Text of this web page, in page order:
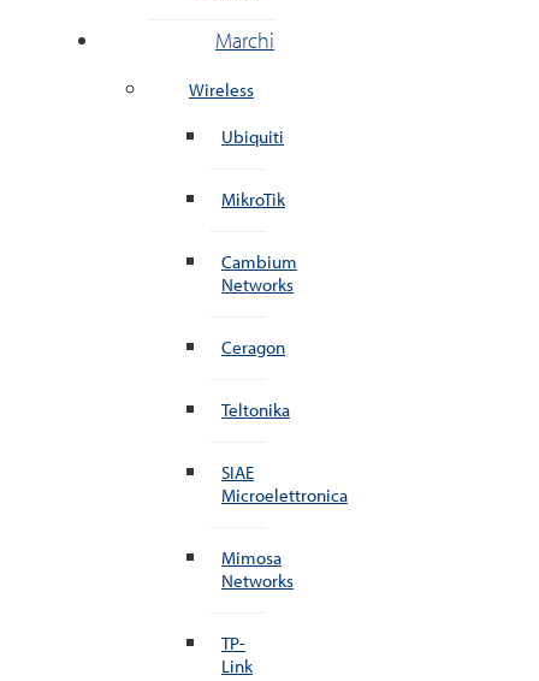
Marchi
Wireless
Ubiquiti
MikroTik
Cambium
Networks
Ceragon
Teltonika
SIAE
Microelettronica
Mimosa
Networks
TP-
Link